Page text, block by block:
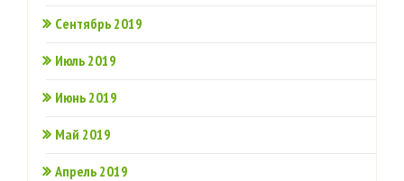
Сентябрь 2019
Июль 2019
Июнь 2019
Май 2019
Апрель 2019